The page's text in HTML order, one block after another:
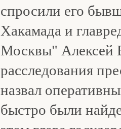
спросили его
Хакамада и
Москвы" Алексей
расследования
назвал
быстро были